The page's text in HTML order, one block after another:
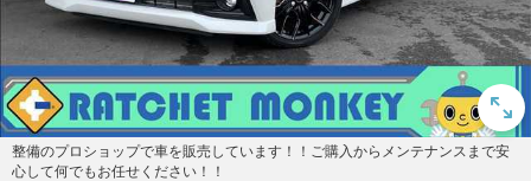
整備のプロショップで車を販売しています！！ご購入からメンテナンスまで安
心して何でもお任せください！！